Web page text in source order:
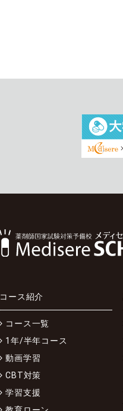
コース紹介
コース一覧
1年/半年コース
動画学習
CBT対策
学習支援